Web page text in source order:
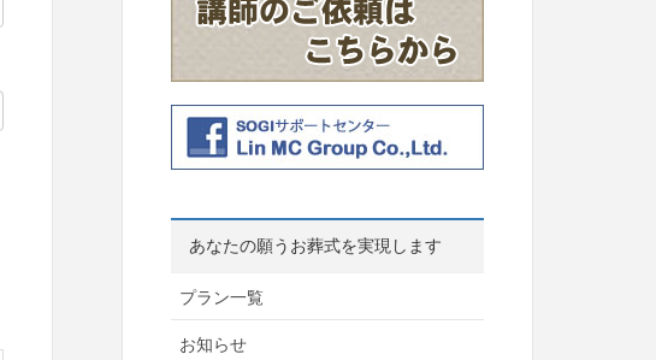
あなたの願うお葬式を実現します
プラン一覧
お知らせ